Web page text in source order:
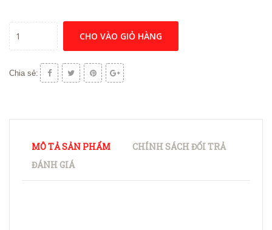
CHO VÀO GIỎ HÀNG
Chia sẻ:
MÔ TẢ SẢN PHẨM
CHÍNH SÁCH ĐỔI TRẢ
ĐÁNH GIÁ